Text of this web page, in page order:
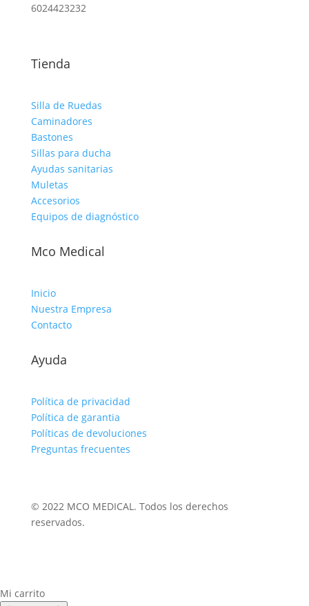
6024423232
Tienda
Silla de Ruedas
Caminadores
Bastones
Sillas para ducha
Ayudas sanitarias
Muletas
Accesorios
Equipos de diagnóstico
Mco Medical
Inicio
Nuestra Empresa
Contacto
Ayuda
Política de privacidad
Política de garantia
Políticas de devoluciones
Preguntas frecuentes
© 2022 MCO MEDICAL. Todos los derechos
reservados.
Mi carrito